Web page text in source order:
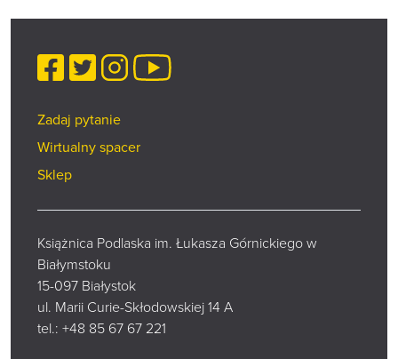
Facebook
TwitterInstagram
YouTube
Zadaj pytanie
Wirtualny spacer
Sklep
Książnica Podlaska im. Łukasza Górnickiego w
Białymstoku
15-097 Białystok
ul. Marii Curie-Skłodowskiej 14 A
tel.: +48 85 67 67 221